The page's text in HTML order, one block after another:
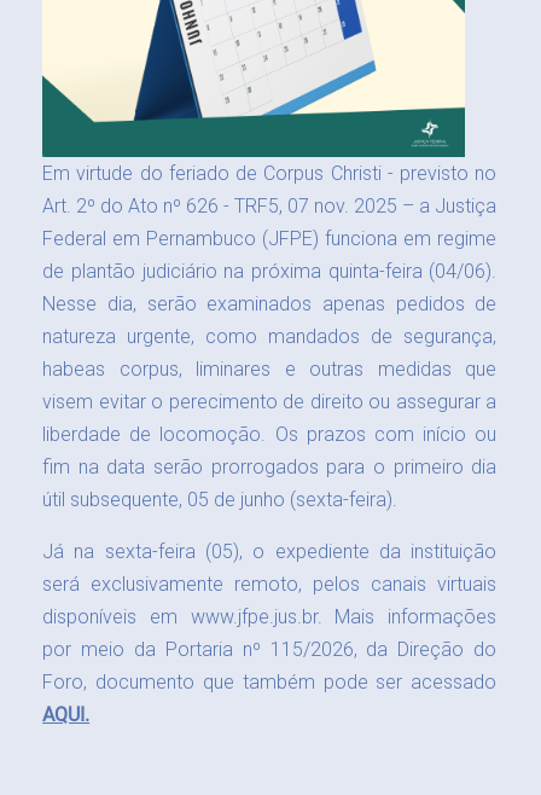
Em virtude do feriado de Corpus Christi - previsto no
Art. 2º do Ato nº 626 - TRF5, 07 nov. 2025 – a Justiça
Federal em Pernambuco (JFPE) funciona em regime
de plantão judiciário na próxima quinta-feira (04/06).
Nesse dia, serão examinados apenas pedidos de
natureza urgente, como mandados de segurança,
habeas corpus, liminares e outras medidas que
visem evitar o perecimento de direito ou assegurar a
liberdade de locomoção. Os prazos com início ou
fim na data serão prorrogados para o primeiro dia
útil subsequente, 05 de junho (sexta-feira).
Já na sexta-feira (05), o expediente da instituição
será exclusivamente remoto, pelos canais virtuais
disponíveis em www.jfpe.jus.br. Mais informações
por meio da Portaria nº 115/2026, da Direção do
Foro, documento que também pode ser acessado
AQUI.